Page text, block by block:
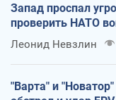
Запад проспал
проверить НАТО
Леонид Невзлин
"Варта" и